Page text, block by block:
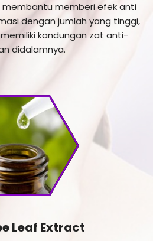
memberi efek anti
dengan jumlah yang tinggi,
kandungan zat anti-
didalamnya.
Leaf Extract